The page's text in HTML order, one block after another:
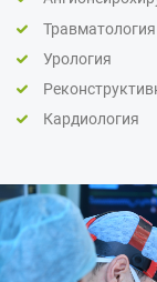
Урология
Кардиология